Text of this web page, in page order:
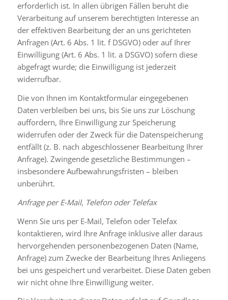
erforderlich ist. In allen übrigen Fällen beruht die
Verarbeitung auf unserem berechtigten Interesse an
der effektiven Bearbeitung der an uns gerichteten
Anfragen (Art. 6 Abs. 1 lit. f DSGVO) oder auf Ihrer
Einwilligung (Art. 6 Abs. 1 lit. a DSGVO) sofern diese
abgefragt wurde; die Einwilligung ist jederzeit
widerrufbar.
Die von Ihnen im Kontaktformular eingegebenen
Daten verbleiben bei uns, bis Sie uns zur Löschung
auffordern, Ihre Einwilligung zur Speicherung
widerrufen oder der Zweck für die Datenspeicherung
entfällt (z. B. nach abgeschlossener Bearbeitung Ihrer
Anfrage). Zwingende gesetzliche Bestimmungen –
insbesondere Aufbewahrungsfristen – bleiben
unberührt.
Anfrage per E-Mail, Telefon oder Telefax
Wenn Sie uns per E-Mail, Telefon oder Telefax
kontaktieren, wird Ihre Anfrage inklusive aller daraus
hervorgehenden personenbezogenen Daten (Name,
Anfrage) zum Zwecke der Bearbeitung Ihres Anliegens
bei uns gespeichert und verarbeitet. Diese Daten geben
wir nicht ohne Ihre Einwilligung weiter.